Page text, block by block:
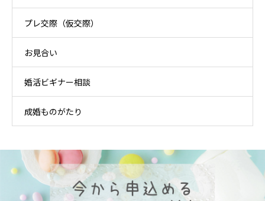
プレ交際（仮交際）
お見合い
婚活ビギナー相談
成婚ものがたり